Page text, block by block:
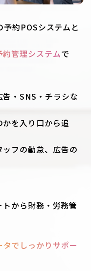
約POSシステムと
約管理システムで
・SNS・チラシな
を入り口から追
フの勤怠、広告の
から財務・労務管
タでしっかりサポー